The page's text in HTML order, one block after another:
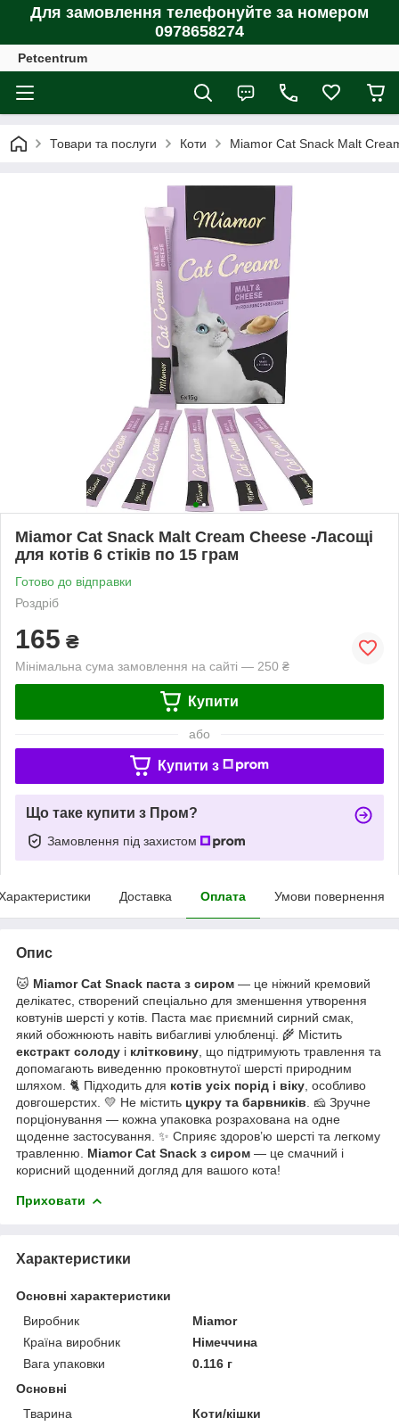
Для замовлення телефонуйте за номером
0978658274
Petcentrum
Товари та послуги Коти Miamor Cat Snack Malt
Miamor Cat Snack Malt Cream Cheese -Ласощі
для котів 6 стіків по 15 грам
Готово до відправки
Роздріб
165 ₴
Мінімальна сума замовлення на сайті — 250 ₴
Купити
або
Купити з
Що таке купити з Пром?
Замовлення під захистом
Доставка Оплата Умови повернення
Опис
🐱 Miamor Cat Snack паста з сиром — це ніжний кремовий
делікатес, створений спеціально для зменшення утворення
ковтунів шерсті у котів. Паста має приємний сирний смак,
який обожнюють навіть вибагливі улюбленці. 🌾 Містить
екстракт солоду і клітковину , що підтримують травлення та
допомагають виведенню проковтнутої шерсті природним
шляхом. 🐈 Підходить для котів усіх порід і віку , особливо
довгошерстих. 💛 Не містить цукру та барвників . 🧀 Зручне
порціонування — кожна упаковка розрахована на одне
щоденне застосування. ✨ Сприяє здоров’ю шерсті та легкому
травленню. Miamor Cat Snack з сиром — це смачний і
корисний щоденний догляд для вашого кота!
Приховати
Характеристики
Основні характеристики
Виробник
Miamor
Країна виробник
Німеччина
Вага упаковки
0.116 г
Основні
Тварина
Коти/кішки